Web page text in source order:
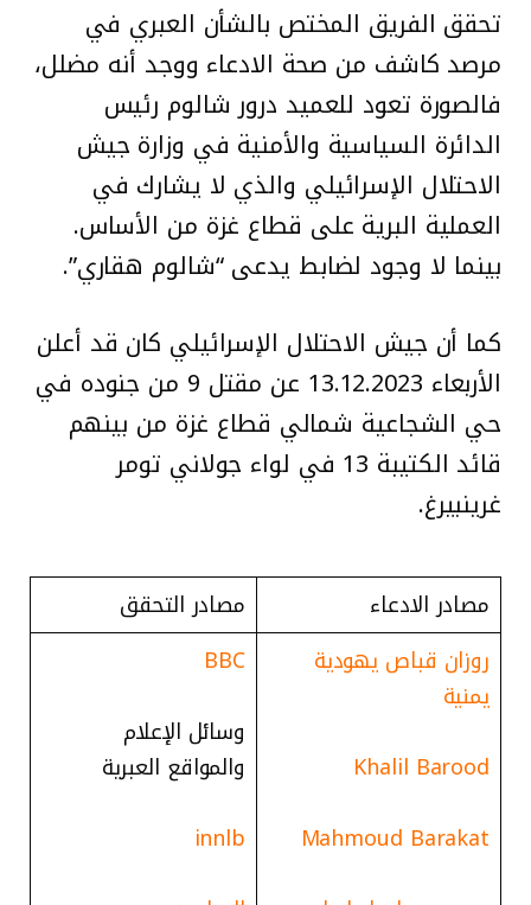
تحقق الفريق المختص بالشأن العبري في
مرصد كاشف من صحة الادعاء ووجد أنه مضلل،
فالصورة تعود للعميد درور شالوم رئيس
الدائرة السياسية والأمنية في وزارة جيش
الاحتلال الإسرائيلي والذي لا يشارك في
العملية البرية على قطاع غزة من الأساس.
بينما لا وجود لضابط يدعى “شالوم هقاري”.
كما أن جيش الاحتلال الإسرائيلي كان قد أعلن
الأربعاء 13.12.2023 عن مقتل 9 من جنوده في
حي الشجاعية شمالي قطاع غزة من بينهم
قائد الكتيبة 13 في لواء جولاني تومر
غرينبيرغ.
مصادر الادعاء
مصادر التحقق
روزان قباص يهودية
يمنية
Khalil Barood
Mahmoud Barakat
BBC
وسائل الإعلام
والمواقع العبرية
innlb